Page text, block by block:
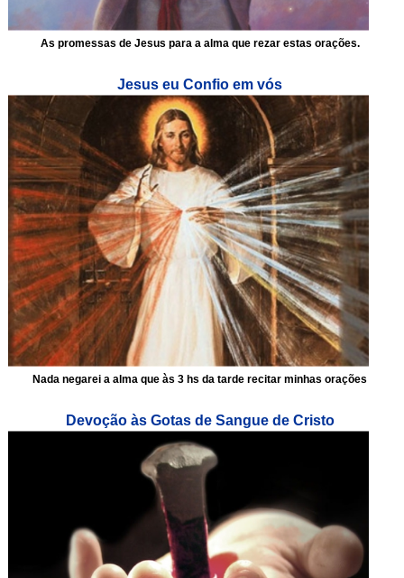
As promessas de Jesus para a alma que rezar estas orações.
Jesus eu Confio em vós
Nada negarei a alma que às 3 hs da tarde recitar minhas orações
Devoção às Gotas de Sangue de Cristo